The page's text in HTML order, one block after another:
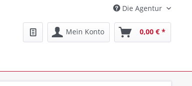
Die Agentur
Mein Konto 0,00 € *